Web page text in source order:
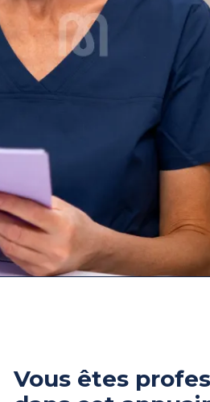
Vous êtes